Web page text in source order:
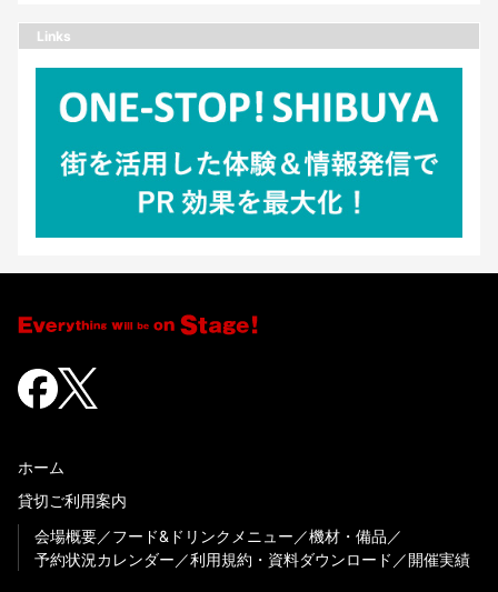
Links
ホーム
貸切ご利用案内
会場概要
フード&ドリンクメニュー
機材・備品
予約状況カレンダー
利用規約・資料ダウンロード 開催実績